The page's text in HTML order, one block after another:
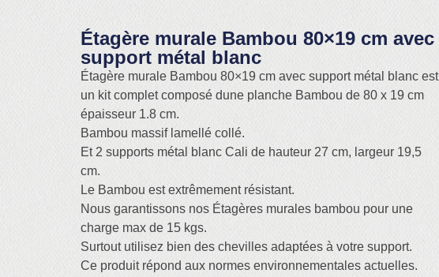
Étagère murale Bambou 80×19 cm avec
support métal blanc
Étagère murale Bambou 80×19 cm avec support métal blanc est
un kit complet composé dune planche Bambou de 80 x 19 cm
épaisseur 1.8 cm.
Bambou massif lamellé collé.
Et 2 supports métal blanc Cali de hauteur 27 cm, largeur 19,5
cm.
Le Bambou est extrêmement résistant.
Nous garantissons nos Étagères murales bambou pour une
charge max de 15 kgs.
Surtout utilisez bien des chevilles adaptées à votre support.
Ce produit répond aux normes environnementales actuelles.